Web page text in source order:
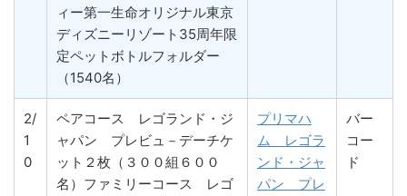
ィー第一生命オリジナル東京
ディズニーリゾート35周年限
定ペットボトルフォルダー
（1540名）
2/
1
0
ペアコース レゴランド・ジ
ャパン プレビュ－デーチケ
ット２枚（３００組６００
名）ファミリーコース レゴ
プリマハ
ム レゴラ
ンド・ジャ
パン プレ
バー
コー
ド